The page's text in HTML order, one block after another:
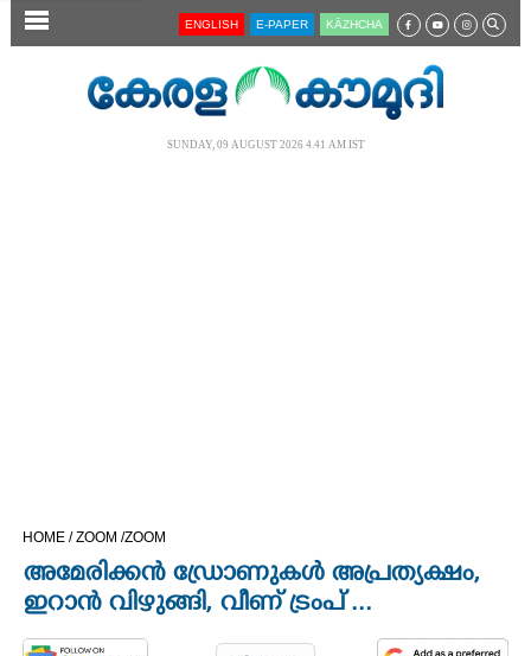
SECTIONS ENGLISH E-PAPER KĀZHCHA
SUNDAY, 09 AUGUST 2026 4.41 AM IST
HOME /ZOOM /ZOOM
അമേരിക്കൻ ഡ്രോണുകൾ അപ്രത്യക്ഷം,
ഇറാൻ വിഴുങ്ങി, വീണ് ട്രംപ് ...